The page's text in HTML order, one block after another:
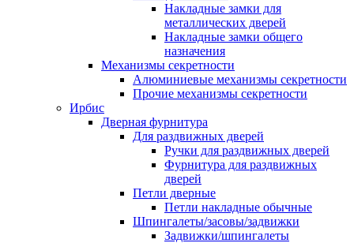
Накладные замки для
металлических дверей
Накладные замки общего
назначения
Механизмы секретности
Алюминиевые механизмы секретности
Прочие механизмы секретности
Ирбис
Дверная фурнитура
Для раздвижных дверей
Ручки для раздвижных дверей
Фурнитура для раздвижных
дверей
Петли дверные
Петли накладные обычные
Шпингалеты/засовы/задвижки
Задвижки/шпингалеты